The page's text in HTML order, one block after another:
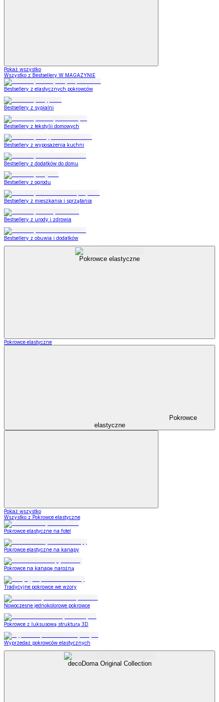
Pokaż wszystko
Wszystko z Bestsellery W MAGAZYNIE
Bestsellery z elastycznych pokrowców
Bestsellery z sypialni
Bestsellery z tekstylii domowych
Bestsellery z wyposażenia kuchni
Bestsellery z dodatków do domu
Bestsellery z ogrodu
Bestsellery z mieszkania i sprzątania
Bestsellery z urody i zdrowia
Bestsellery z obuwia i dodatków
Pokrowce elastyczne
Pokrowce elastyczne
Pokrowce
elastyczne
Pokaż wszystko
Wszystko z Pokrowce elastyczne
Pokrowce elastyczne na fotel
Pokrowce elastyczne na kanapy
Pokrowce na kanapę narożną
Tradycyjne pokrowce we wzory
Nowoczesne jednokolorowe pokrowce
Pokrowce z luksusową strukturą 3D
Wyprzedaż pokrowców elastycznych
decoDoma Original Collection